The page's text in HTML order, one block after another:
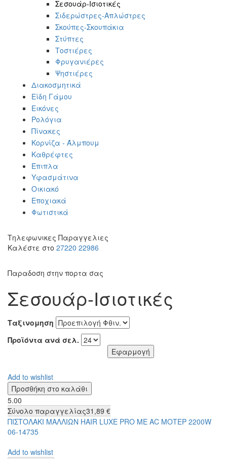
Σεσουάρ-Ισιοτικές
Σιδερώστρες-Απλώστρες
Σκούπες-Σκουπάκια
Στύπτες
Τοστιέρες
Φρυγανιέρες
Ψηστιέρες
Διακοσμητικά
Είδη Γάμου
Εικόνες
Ρολόγια
Πίνακες
Κορνίζα - Άλμπουμ
Καθρέφτες
Έπιπλα
Υφασμάτινα
Οικιακό
Εποχιακά
Φωτιστικά
Τηλεφωνικες Παραγγελιες
Καλέστε στο 27220 22986
Παραδοση στην πορτα σας
Σεσουάρ-Ισιοτικές
Ταξινομηση
Προϊόντα ανά σελ.
Add to wishlist
5.00
Σύνολο παραγγελίας31,89 €
ΠΙΣΤΟΛΑΚΙ ΜΑΛΛΙΩΝ HAIR LUXE PRO ΜΕ AC ΜΟΤΕΡ 2200W
06-14735
Add to wishlist